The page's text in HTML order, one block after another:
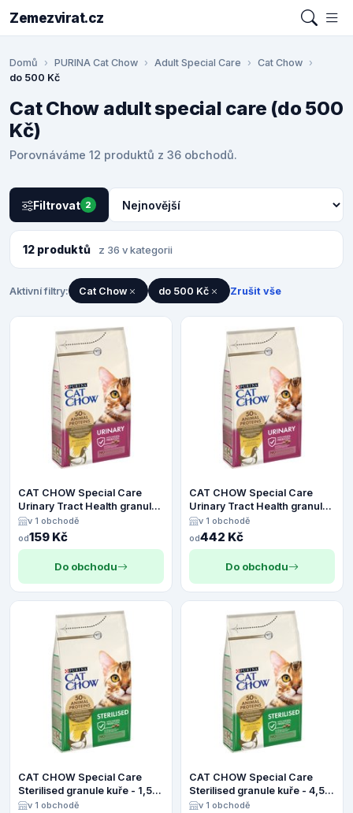
Zemezvirat.cz
Domů PURINA Cat Chow Adult Special Care
Cat Chow
do 500 Kč
Cat Chow adult special care (do 500
Kč)
Porovnáváme 12 produktů z 36 obchodů.
Filtrovat 2
12 produktů z 36 v kategorii
Aktivní filtry: Cat Chow do 500 Kč Zrušit vše
CAT CHOW Special Care
Urinary Tract Health granule
kuře - 1,5 kg
v 1 obchodě
od159 Kč
Do obchodu
CAT CHOW Special Care
Urinary Tract Health granule
kuře - 4,5 kg
v 1 obchodě
od442 Kč
Do obchodu
CAT CHOW Special Care
Sterilised granule kuře - 1,5
kgv 1 obchodě
CAT CHOW Special Care
Sterilised granule kuře - 4,5
kgv 1 obchodě